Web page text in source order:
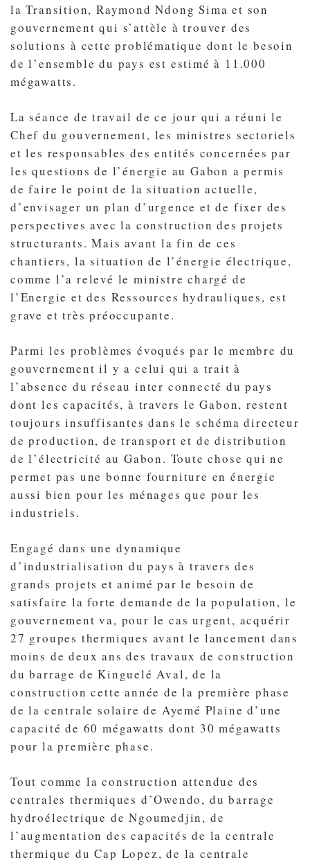
la Transition, Raymond Ndong Sima et son
gouvernement qui s’attèle à trouver des
solutions à cette problématique dont le besoin
de l’ensemble du pays est estimé à 11.000
mégawatts.
La séance de travail de ce jour qui a réuni le
Chef du gouvernement, les ministres sectoriels
et les responsables des entités concernées par
les questions de l’énergie au Gabon a permis
de faire le point de la situation actuelle,
d’envisager un plan d’urgence et de fixer des
perspectives avec la construction des projets
structurants. Mais avant la fin de ces
chantiers, la situation de l’énergie électrique,
comme l’a relevé le ministre chargé de
l’Energie et des Ressources hydrauliques, est
grave et très préoccupante.
Parmi les problèmes évoqués par le membre du
gouvernement il y a celui qui a trait à
l’absence du réseau inter connecté du pays
dont les capacités, à travers le Gabon, restent
toujours insuffisantes dans le schéma directeur
de production, de transport et de distribution
de l’électricité au Gabon. Toute chose qui ne
permet pas une bonne fourniture en énergie
aussi bien pour les ménages que pour les
industriels.
Engagé dans une dynamique
d’industrialisation du pays à travers des
grands projets et animé par le besoin de
satisfaire la forte demande de la population, le
gouvernement va, pour le cas urgent, acquérir
27 groupes thermiques avant le lancement dans
moins de deux ans des travaux de construction
du barrage de Kinguelé Aval, de la
construction cette année de la première phase
de la centrale solaire de Ayemé Plaine d’une
capacité de 60 mégawatts dont 30 mégawatts
pour la première phase.
Tout comme la construction attendue des
centrales thermiques d’Owendo, du barrage
hydroélectrique de Ngoumedjin, de
l’augmentation des capacités de la centrale
thermique du Cap Lopez, de la centrale